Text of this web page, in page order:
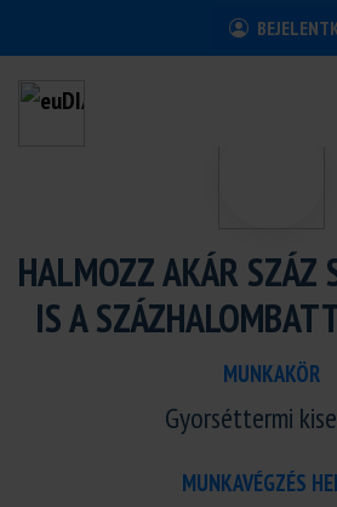
HALMOZZ AKÁR SZÁZ
IS A
MUNKAKÖR
Gyorséttermi
MUNKAVÉGZÉS